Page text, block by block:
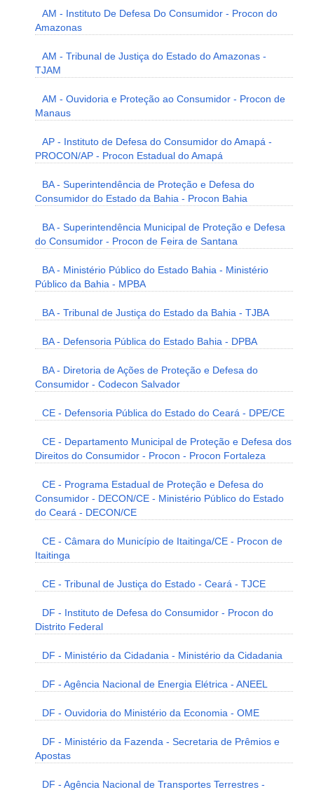
AM - Instituto De Defesa Do Consumidor - Procon do
Amazonas
AM - Tribunal de Justiça do Estado do Amazonas -
TJAM
AM - Ouvidoria e Proteção ao Consumidor - Procon de
Manaus
AP - Instituto de Defesa do Consumidor do Amapá -
PROCON/AP - Procon Estadual do Amapá
BA - Superintendência de Proteção e Defesa do
Consumidor do Estado da Bahia - Procon Bahia
BA - Superintendência Municipal de Proteção e Defesa
do Consumidor - Procon de Feira de Santana
BA - Ministério Público do Estado Bahia - Ministério
Público da Bahia - MPBA
BA - Tribunal de Justiça do Estado da Bahia - TJBA
BA - Defensoria Pública do Estado Bahia - DPBA
BA - Diretoria de Ações de Proteção e Defesa do
Consumidor - Codecon Salvador
CE - Defensoria Pública do Estado do Ceará - DPE/CE
CE - Departamento Municipal de Proteção e Defesa dos
Direitos do Consumidor - Procon - Procon Fortaleza
CE - Programa Estadual de Proteção e Defesa do
Consumidor - DECON/CE - Ministério Público do Estado
do Ceará - DECON/CE
CE - Câmara do Município de Itaitinga/CE - Procon de
Itaitinga
CE - Tribunal de Justiça do Estado - Ceará - TJCE
DF - Instituto de Defesa do Consumidor - Procon do
Distrito Federal
DF - Ministério da Cidadania - Ministério da Cidadania
DF - Agência Nacional de Energia Elétrica - ANEEL
DF - Ouvidoria do Ministério da Economia - OME
DF - Ministério da Fazenda - Secretaria de Prêmios e
Apostas
DF - Agência Nacional de Transportes Terrestres -